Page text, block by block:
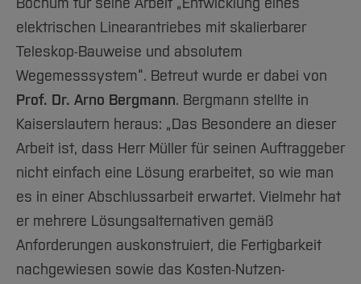
elektrischen Linearantriebes mit skalierbarer
Teleskop-Bauweise und absolutem
Wegemesssystem“. Betreut wurde er dabei von
Prof. Dr. Arno Bergmann. Bergmann stellte in
Kaiserslautern heraus: „Das Besondere an dieser
Arbeit ist, dass Herr Müller für seinen Auftraggeber
nicht einfach eine Lösung erarbeitet, so wie man
es in einer Abschlussarbeit erwartet. Vielmehr hat
er mehrere Lösungsalternativen gemäß
Anforderungen auskonstruiert, die Fertigbarkeit
nachgewiesen sowie das Kosten-Nutzen-